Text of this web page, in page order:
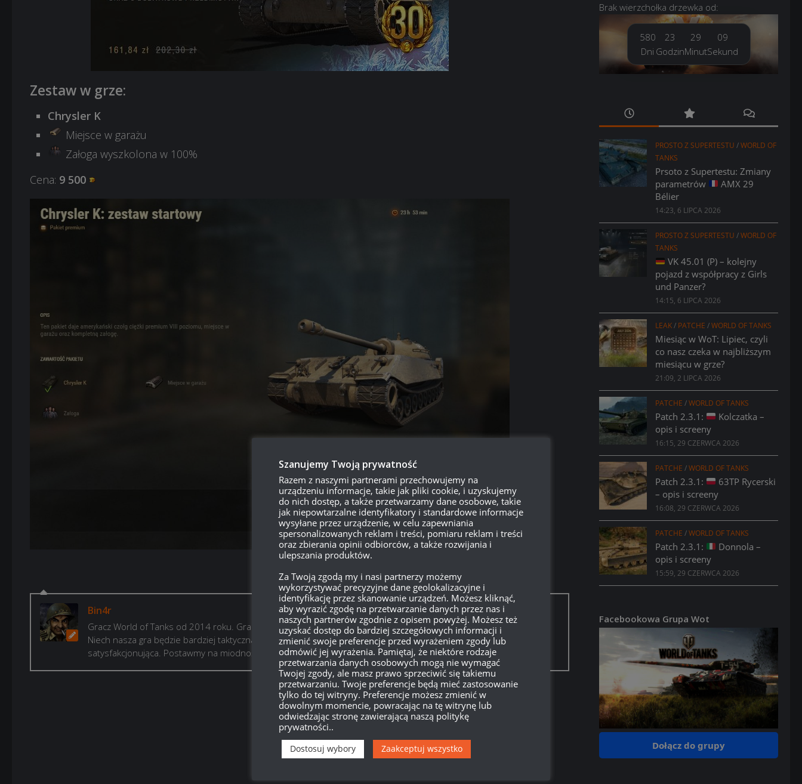
Zestaw w grze:
Chrysler K
Miejsce w garażu
Załoga wyszkolona w 100%
Cena: 9 500
Bin4r
Gracz World of Tanks od 2014 roku. Gram, bo jestem pasjonatem i wiem, że większość graczy w WoT to pasjonaci.
Niech nasza gra będzie bardziej taktyczna i przemyślana. Trudniejsza, ale mniej irytująca – a przez to bardziej
satysfakcjonująca. Postawmy na miodność!
Brak wierzchołka drzewka od:
580
Dni
23
Godzin
29
Minut
10
Sekund
PROSTO Z SUPERTESTU /WORLD OF
TANKS
Prsoto z Supertestu: Zmiany
parametrów
AMX 29
Bélier
14:23, 6 LIPCA 2026
PROSTO Z SUPERTESTU /WORLD OF
TANKS
VK 45.01 (P) – kolejny
pojazd z współpracy z Girls
und Panzer?
14:15, 6 LIPCA 2026
LEAK/ PATCHE /WORLD OF TANKS
Miesiąc w WoT: Lipiec, czyli
co nasz czeka w najbliższym
miesiącu w grze?
21:09, 2 LIPCA 2026
PATCHE /WORLD OF TANKS
Patch 2.3.1:
Kolczatka –
opis i screeny
16:15, 29 CZERWCA 2026
PATCHE /WORLD OF TANKS
Patch 2.3.1:
63TP Rycerski
– opis i screeny
16:08, 29 CZERWCA 2026
PATCHE /WORLD OF TANKS
Patch 2.3.1:
Donnola –
opis i screeny
15:59, 29 CZERWCA 2026
Facebookowa Grupa Wot
Dołącz do grupy
Szanujemy Twoją prywatność
Razem z naszymi partnerami przechowujemy na
urządzeniu informacje, takie jak pliki cookie, i uzyskujemy
do nich dostęp, a także przetwarzamy dane osobowe, takie
jak niepowtarzalne identyfikatory i standardowe informacje
wysyłane przez urządzenie, w celu zapewniania
spersonalizowanych reklam i treści, pomiaru reklam i treści
oraz zbierania opinii odbiorców, a także rozwijania i
ulepszania produktów.
Za Twoją zgodą my i nasi partnerzy możemy
wykorzystywać precyzyjne dane geolokalizacyjne i
identyfikację przez skanowanie urządzeń. Możesz kliknąć,
aby wyrazić zgodę na przetwarzanie danych przez nas i
naszych partnerów zgodnie z opisem powyżej. Możesz też
uzyskać dostęp do bardziej szczegółowych informacji i
zmienić swoje preferencje przed wyrażeniem zgody lub
odmówić jej wyrażenia. Pamiętaj, że niektóre rodzaje
przetwarzania danych osobowych mogą nie wymagać
Twojej zgody, ale masz prawo sprzeciwić się takiemu
przetwarzaniu. Twoje preferencje będą mieć zastosowanie
tylko do tej witryny. Preferencje możesz zmienić w
dowolnym momencie, powracając na tę witrynę lub
odwiedzając stronę zawierającą naszą politykę
prywatności..
Dostosuj wybory Zaakceptuj wszystko